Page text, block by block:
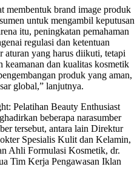
membentuk brand image produk
untuk mengambil keputusan
itu, peningkatan pemahaman
regulasi dan ketentuan
aturan yang harus diikuti, tetapi
keamanan dan kualitas kosmetik
produk yang aman,
global,” lanjutnya.
Pelatihan Beauty Enthusiast
beberapa narasumber
tersebut, antara lain Direktur
Spesialis Kulit dan Kelamin,
Ahli Formulasi Kosmetik, dr.
Tim Kerja Pengawasan Iklan